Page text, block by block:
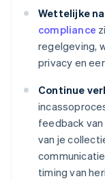
Wettelijke
compliance
regelgeving,
privacy en
Continue
feedback
van je
timing van